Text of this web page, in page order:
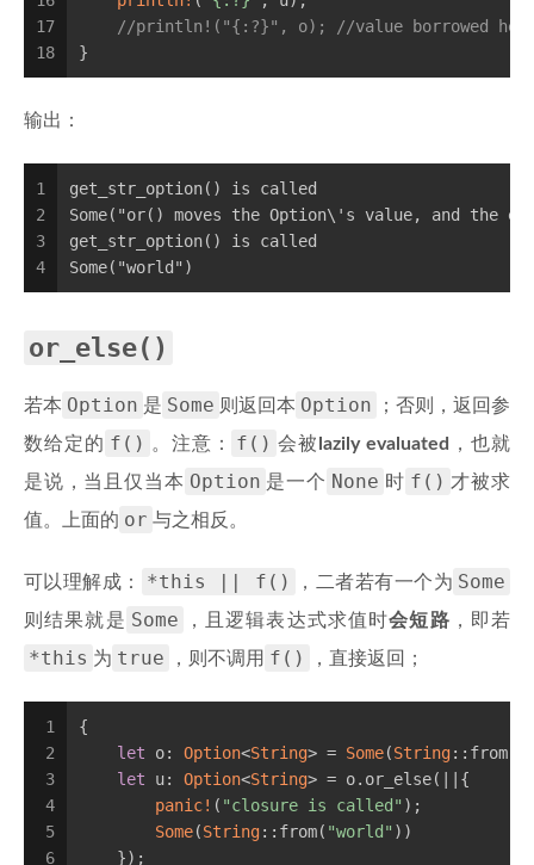
17
18
//println!("{:?}", o); //value borrowed here
}
输出：
1
2
3
4
get_str_option() is called
Some("or() moves the Option\'s value, and the
get_str_option() is called
Some("world")
or_else()
若本 Option 是 Some 则返回本 Option
；否则，返回参
数给定的 f() 。注意： f() 会被 lazily evaluated
，也就
是说，当且仅当本 Option 是一个 None 时 f() 才被求
值。上面的 or 与之相反。
可以理解成： *this || f() ，二者若有一个为 Some
则结果就是 Some ，且逻辑表达式求值时会短路 ，即若
*this 为 true ，则不调用 f() ，直接返回；
1
2
3
4
5
6
{
let o: Option<String> = Some(String::from(
let u: Option<String> = o.or_else(||{
panic! ( "closure is called" );
Some(String::from( "world" ))
    });